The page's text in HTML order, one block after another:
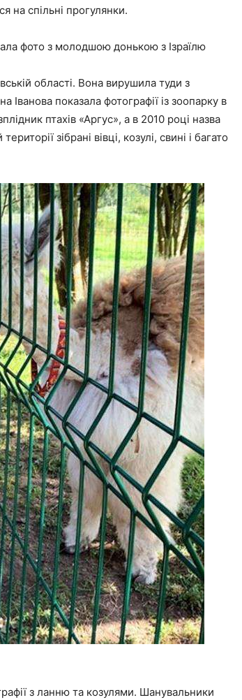
на спільні прогулянки.
фото з молодшою донькою з Ізраїлю
області. Вона вирушила туди з
показала фотографії із зоопарку в
птахів «Аргус», а в 2010 році назва
зібрані вівці, козулі, свині і багато
з ланню та козулями. Шанувальники